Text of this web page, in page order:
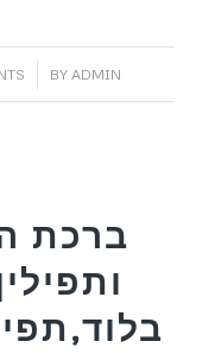
BY ADMIN
ברכת